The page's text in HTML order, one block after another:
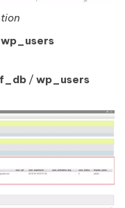
/ wp_users